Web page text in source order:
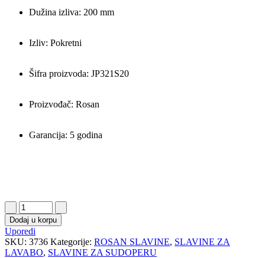
Dužina izliva: 200 mm
Izliv: Pokretni
Šifra proizvoda: JP321S20
Proizvođač: Rosan
Garancija: 5 godina
Dodaj u korpu
Uporedi
SKU: 3736 Kategorije: ROSAN SLAVINE, SLAVINE ZA
LAVABO, SLAVINE ZA SUDOPERU